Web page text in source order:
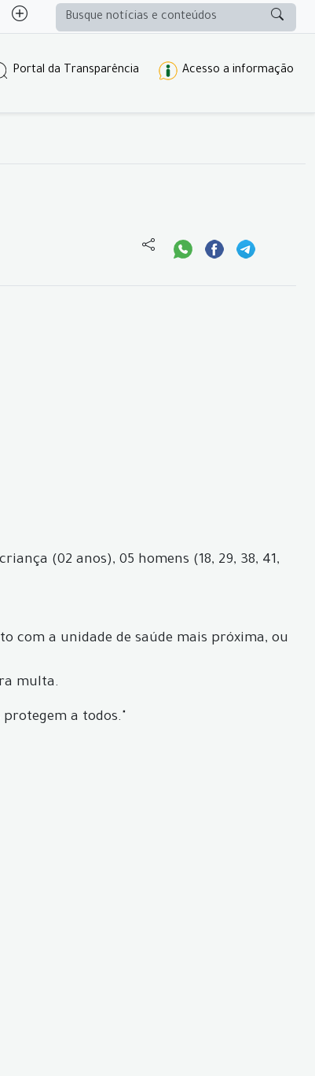
Portal da Transparência Acesso a informação
(02 anos), 05 homens (18, 29, 38, 41,
com a unidade de saúde mais próxima, ou
multa.
a todos."